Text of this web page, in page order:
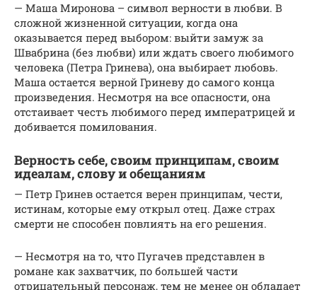
— Маша Миронова – символ верности в любви. В
сложной жизненной ситуации, когда она
оказывается перед выбором: выйти замуж за
Швабрина (без любви) или ждать своего любимого
человека (Петра Гринева), она выбирает любовь.
Маша остается верной Гриневу до самого конца
произведения. Несмотря на все опасности, она
отстаивает честь любимого перед императрицей и
добивается помилования.
Верность себе, своим принципам, своим
идеалам, слову и обещаниям
— Петр Гринев остается верен принципам, чести,
истинам, которые ему открыл отец. Даже страх
смерти не способен повлиять на его решения.
— Несмотря на то, что Пугачев представлен в
романе как захватчик, по большей части
отрицательный персонаж, тем не менее он обладает